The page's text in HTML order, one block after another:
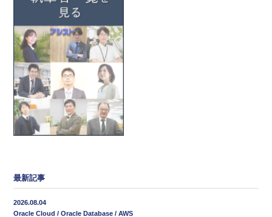
最新記事
2026.08.04
Oracle Cloud / Oracle Database / AWS